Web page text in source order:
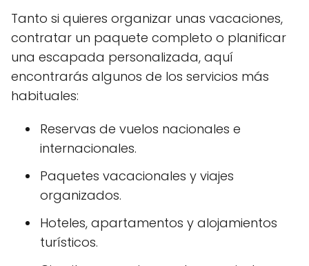
Tanto si quieres organizar unas vacaciones,
contratar un paquete completo o planificar
una escapada personalizada, aquí
encontrarás algunos de los servicios más
habituales:
Reservas de vuelos nacionales e
internacionales.
Paquetes vacacionales y viajes
organizados.
Hoteles, apartamentos y alojamientos
turísticos.